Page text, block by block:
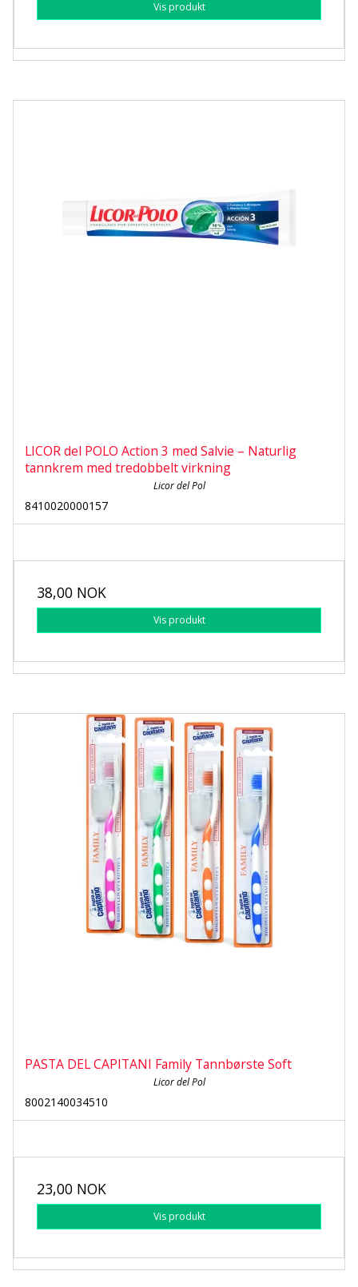
Vis produkt
LICOR del POLO Action 3 med Salvie – Naturlig
tannkrem med tredobbelt virkning
Licor del Pol
8410020000157
38,00 NOK
Vis produkt
PASTA DEL CAPITANI Family Tannbørste Soft
Licor del Pol
8002140034510
23,00 NOK
Vis produkt